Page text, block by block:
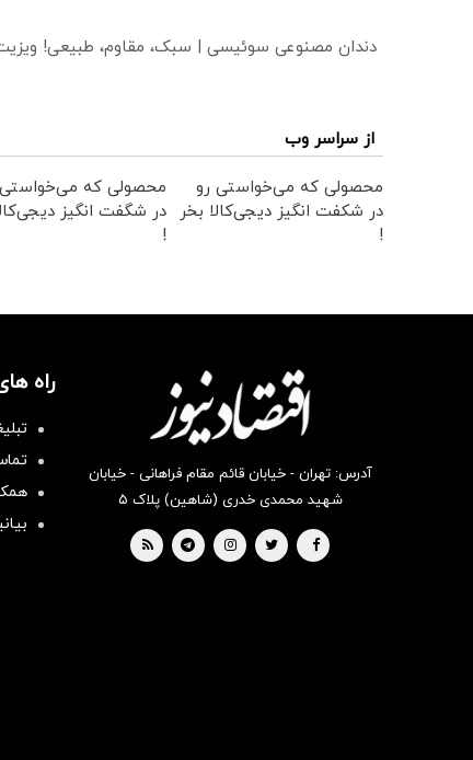
دندان مصنوعی سوئیسی | سبک، مقاوم، طبیعی!
از سراسر وب
محصولی که می‌خواستی رو
در شکفت انگیز دیجی‌کالا بخر
!
محصولی که
در شگفت انگیز
!
آدرس: تهران - خیابان قائم مقام فراهانی - خیابان
شهید محمدی خدری (شاهین) پلاک ۵
راه